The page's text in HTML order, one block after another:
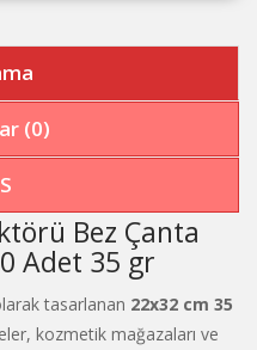
(0)
Bez Çanta
Adet 35 gr
tasarlanan 22x32 cm 35
kozmetik mağazaları ve